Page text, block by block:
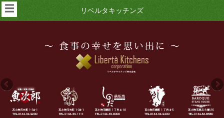
リベルタキッチンズ
☰